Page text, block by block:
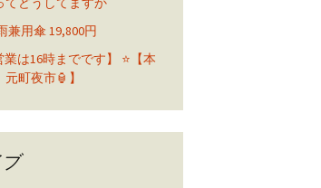
兼用傘 19,800円
は16時までです】 ⭐️【本
町夜市🏮】